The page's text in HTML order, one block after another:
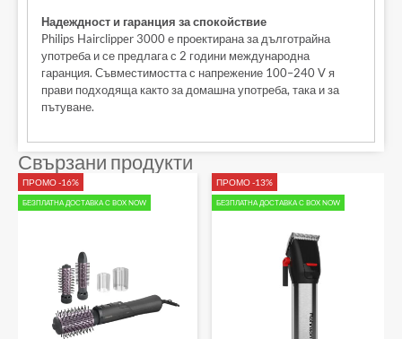
Надеждност и гаранция за спокойствие
Philips Hairclipper 3000 е проектирана за дълготрайна
употреба и се предлага с 2 години международна
гаранция. Съвместимостта с напрежение 100–240 V я
прави подходяща както за домашна употреба, така и за
пътуване.
Свързани продукти
ПРОМО -16%
БЕЗПЛАТНА ДОСТАВКА С BOX NOW
ПРОМО -13%
БЕЗПЛАТНА ДОСТАВКА С BOX NOW